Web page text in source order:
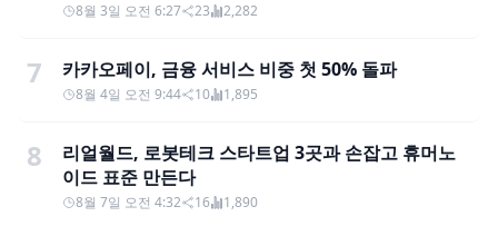
8월 3일 오전 6:27 23 2,282
7 카카오페이, 금융 서비스 비중 첫 50% 돌파
8월 4일 오전 9:44 10 1,895
8
리얼월드, 로봇테크 스타트업 3곳과 손잡고 휴머노
이드 표준 만든다
8월 7일 오전 4:32 16 1,890